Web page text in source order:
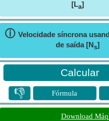
[La]
ⓘ Velocidade síncrona
de saída [Ns]
👎 Fórmula
Download